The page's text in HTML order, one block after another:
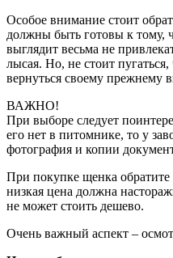
Особое внимание стоит
должны быть готовы к тому,
выглядит весьма не
лысая. Но, не стоит пугаться,
вернуться своему прежнему
ВАЖНО!
При выборе следует
его нет в питомнике, то у
фотография и копии
При покупке щенка
низкая цена должна
не может стоить дешево.
Очень важный аспект –